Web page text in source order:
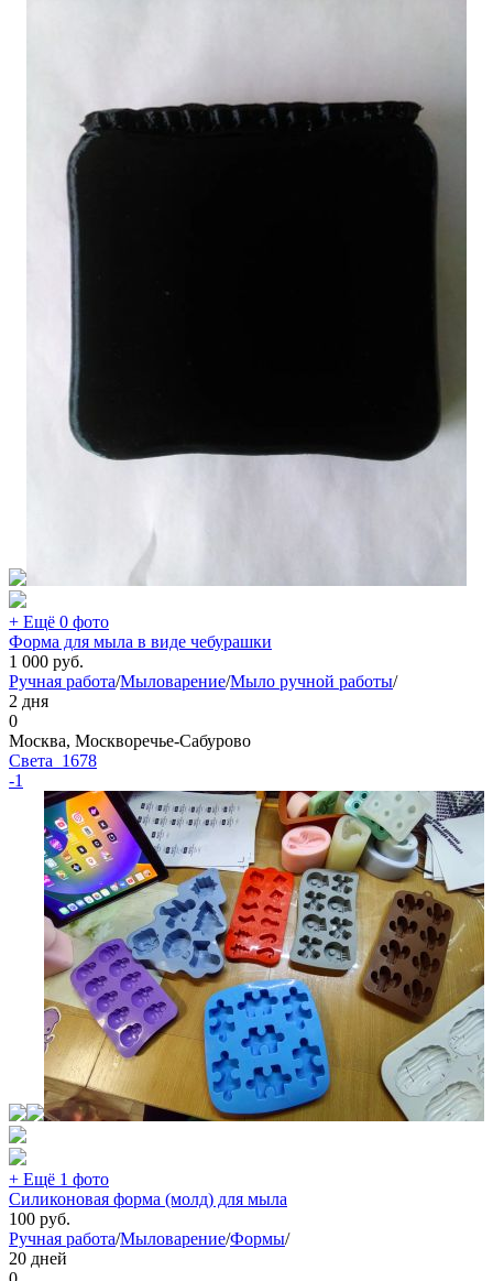
+ Ещё 0 фото
Форма для мыла в виде чебурашки
1 000 руб.
Ручная работа/Мыловарение/Мыло ручной работы/
2 дня
0
Москва, Москворечье-Сабурово
Света_1678
-1
+ Ещё 1 фото
Силиконовая форма (молд) для мыла
100 руб.
Ручная работа/Мыловарение/Формы/
20 дней